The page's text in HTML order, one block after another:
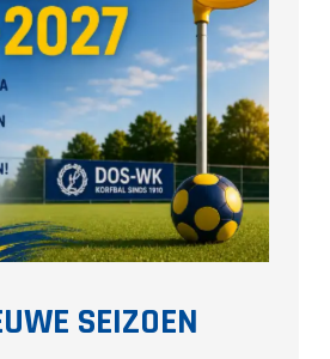
SEIZOEN